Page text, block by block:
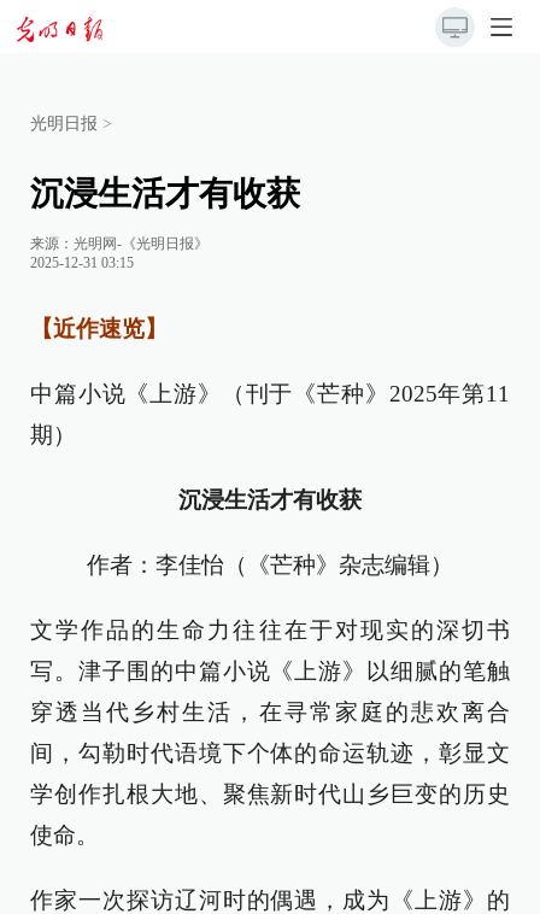
光明日报 >
沉浸生活才有收获
来源： 光明网-《光明日报》
2025-12-31 03:15
【近作速览】
中篇小说《上游》（刊于《芒种》2025年第11
期）
沉浸生活才有收获
作者：李佳怡（《芒种》杂志编辑）
文学作品的生命力往往在于对现实的深切书
写。津子围的中篇小说《上游》以细腻的笔触
穿透当代乡村生活，在寻常家庭的悲欢离合
间，勾勒时代语境下个体的命运轨迹，彰显文
学创作扎根大地、聚焦新时代山乡巨变的历史
使命。
作家一次探访辽河时的偶遇，成为《上游》的